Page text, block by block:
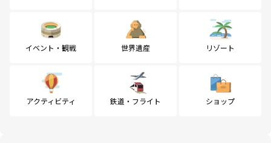
イベント・観戦 世界遺産 リゾート
アクティビティ 鉄道・フライト ショップ